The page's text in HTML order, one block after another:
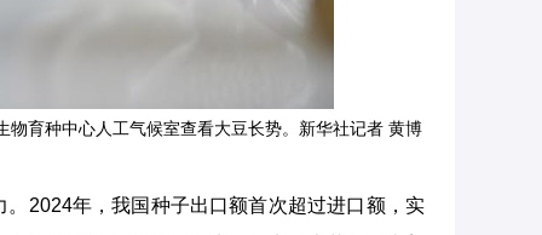
育种中心人工气候室查看大豆长势。新华社记者 黄博
2024年，我国种子出口额首次超过进口额，实